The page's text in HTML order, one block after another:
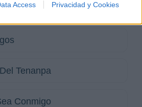
Access Privacidad y Cookies
Tenanpa
Conmigo